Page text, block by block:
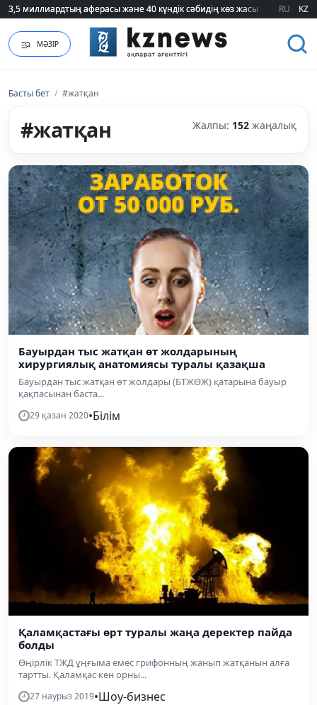
75 мың білім гранты кімдерге бұйырады? RU KZ
МӘЗІР
Басты бет / #жатқан
#жатқан Жалпы: 152 жаңалық
Бауырдан тыс жатқан өт жолдарының
хирургиялық анатомиясы туралы қазақша
Бауырдан тыс жатқан өт жолдары (БТЖӨЖ) қатарына бауыр
қақпасынан баста...
29 қазан 2020•Білім
Қаламқастағы өрт туралы жаңа деректер пайда
болды
Өңірлік ТЖД ұңғыма емес грифонның жанып жатқанын алға
тартты. Қаламқас кен орны...
27 наурыз 2019•Шоу-бизнес